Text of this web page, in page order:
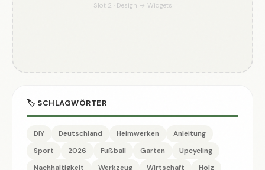
Slot 2 · Design → Widgets
🏷️ SCHLAGWÖRTER
DIY Deutschland Heimwerken
Anleitung
Sport
2026 Fußball Garten
Upcycling
Nachhaltigkeit
Werkzeug Wirtschaft
Holz